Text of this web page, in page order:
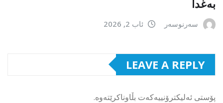
بەغدا
سەرنوسەر ئاب 2, 2026
LEAVE A REPLY
پۆستی ئەلیکترۆنییەکەت بڵاوناکرێتەوە.